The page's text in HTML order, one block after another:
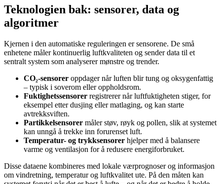
Teknologien bak: sensorer, data og
algoritmer
Kjernen i den automatiske reguleringen er sensorene. De små
enhetene måler kontinuerlig luftkvaliteten og sender data til et
sentralt system som analyserer mønstre og trender.
CO₂-sensorer oppdager når luften blir tung og oksygenfattig
– typisk i soverom eller oppholdsrom.
Fuktighetssensorer registrerer når luftfuktigheten stiger, for
eksempel etter dusjing eller matlaging, og kan starte
avtrekksviften.
Partikkelsensorer måler støv, røyk og pollen, slik at systemet
kan unngå å trekke inn forurenset luft.
Temperatur- og trykksensorer hjelper med å balansere
varme og ventilasjon for å redusere energiforbruket.
Disse dataene kombineres med lokale værprognoser og informasjon
om vindretning, temperatur og luftkvalitet ute. På den måten kan